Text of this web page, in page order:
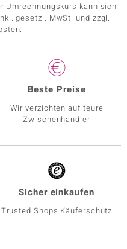
Umrechnungskurs kann sich
gesetzl. MwSt. und zzgl.
Beste Preise
Wir verzichten auf teure
Zwischenhändler
Sicher einkaufen
Trusted Shops Käuferschutz